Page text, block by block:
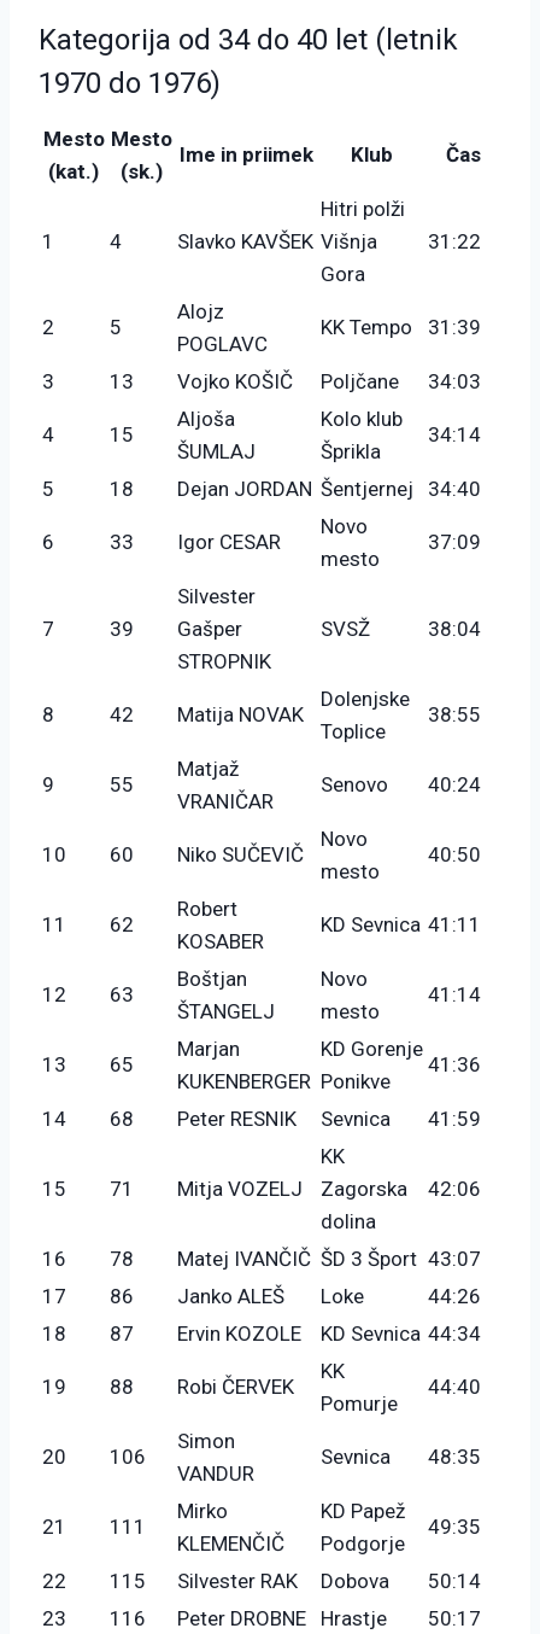
Kategorija od 34 do 40 let (letnik
1970 do 1976)
Mesto
(kat.)
Mesto
(sk.)
Ime in priimek Klub Čas
1 4 Slavko KAVŠEK
Hitri polži
Višnja
Gora
31:22
2 5
Alojz
POGLAVC
KK Tempo 31:39
3 13 Vojko KOŠIČ Poljčane 34:03
4 15
Aljoša
ŠUMLAJ
Kolo klub
Šprikla
34:14
5 18 Dejan JORDAN Šentjernej 34:40
6 33 Igor CESAR
Novo
mesto
37:09
7 39
Silvester
Gašper
STROPNIK
SVSŽ 38:04
8 42 Matija NOVAK
Dolenjske
Toplice
38:55
9 55
Matjaž
VRANIČAR
Senovo 40:24
10 60 Niko SUČEVIČ
Novo
mesto
40:50
11 62
Robert
KOSABER
KD Sevnica 41:11
12 63
Boštjan
ŠTANGELJ
Novo
mesto
41:14
13 65
Marjan
KUKENBERGER
KD Gorenje
Ponikve
41:36
14 68 Peter RESNIK Sevnica 41:59
15 71 Mitja VOZELJ
KK
Zagorska
dolina
42:06
16 78 Matej IVANČIČ ŠD 3 Šport 43:07
17
86 Janko ALEŠ Loke
44:26
18
87 Ervin KOZOLE KD Sevnica 44:34
19 88 Robi ČERVEK
KK
Pomurje
44:40
20 106
Simon
VANDUR
Sevnica 48:35
21 111
Mirko
KLEMENČIČ
KD Papež
Podgorje
49:35
22 115 Silvester RAK Dobova
50:14
23
116 Peter DROBNE Hrastje 50:17